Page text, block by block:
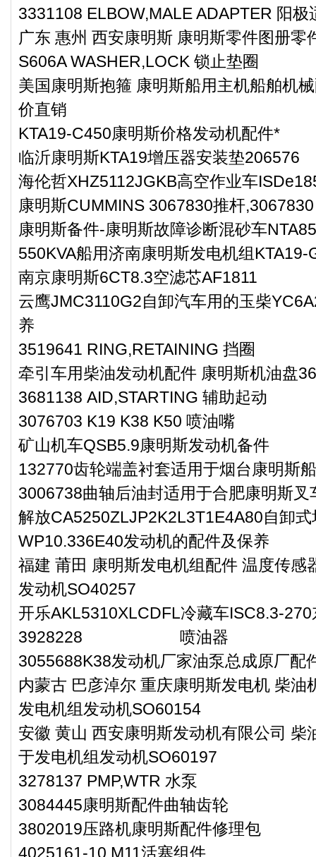
3331108 ELBOW,MALE ADAPTER 阳极
广东 惠州 西安康明斯 康明斯零件图册零
S606A WASHER,LOCK 锁止垫圈
美国康明斯抱箍 康明斯船用主机船舶机
价直销
KTA19-C450康明斯价格发动机配件*
临沂康明斯KTA19增压器安装垫206576
海伦哲XHZ5112JGKB高空作业车
康明斯CUMMINS 3067830推杆,3067830
康明斯备件-康明斯故障诊断混砂车
550KVA船用济南康明斯发电机组
南京康明斯6CT8.3空滤芯AF1811
云鹰JMC3110G2自卸汽车用的玉柴
养
3519641 RING,RETAINING 挡圈
牵引车用柴油发动机配件 康明斯机油盘
3681138 AID,STARTING 辅助起动
3076703 K19 K38 K50 喷油嘴
矿山机车QSB5.9康明斯发动机备件
132770齿轮端盖衬套适用于烟台康明斯
3006738曲轴后油封适用于合肥康明斯
解放CA5250ZLJP2K2L3T1E4A80自卸
WP10.336E40发动机的配件及保养
福建 莆田 康明斯发电机组配件 温度传感
发动机SO40257
开乐AKL5310XLCDFL冷藏车ISC8.3-
3928228 喷油器
3055688K38发动机厂家油泵总成原厂配
内蒙古 巴彦淖尔 重庆康明斯发电机 柴
发电机组发动机SO60154
安徽 黄山 西安康明斯发动机有限公司 柴
于发电机组发动机SO60197
3278137 PMP,WTR 水泵
3084445康明斯配件曲轴齿轮
3802019压路机康明斯配件修理包
4025161-10 M11活塞组件